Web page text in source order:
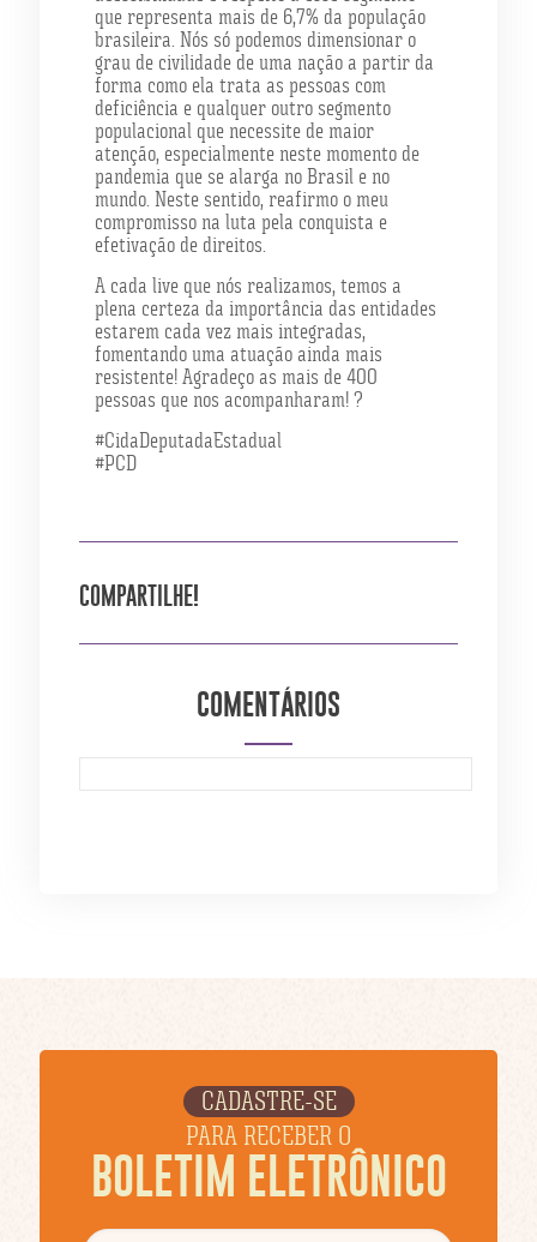
que representa mais de 6,7% da população
brasileira. Nós só podemos dimensionar o
grau de civilidade de uma nação a partir da
forma como ela trata as pessoas com
deficiência e qualquer outro segmento
populacional que necessite de maior
atenção, especialmente neste momento de
pandemia que se alarga no Brasil e no
mundo. Neste sentido, reafirmo o meu
compromisso na luta pela conquista e
efetivação de direitos.
A cada live que nós realizamos, temos a
plena certeza da importância das entidades
estarem cada vez mais integradas,
fomentando uma atuação ainda mais
resistente! Agradeço as mais de 400
pessoas que nos acompanharam! ?
#CidaDeputadaEstadual
#PCD
COMPARTILHE!
COMENTÁRIOS
CADASTRE-SE
PARA RECEBER O
BOLETIM ELETRÔNICO